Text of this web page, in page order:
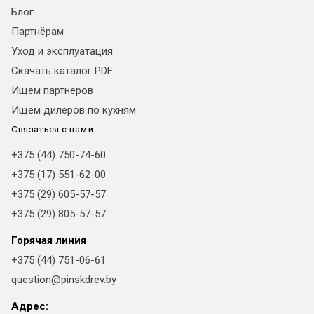
Блог
Партнёрам
Уход и эксплуатация
Скачать каталог PDF
Ищем партнеров
Ищем дилеров по кухням
Связаться с нами
+375 (44) 750-74-60
+375 (17) 551-62-00
+375 (29) 605-57-57
+375 (29) 805-57-57
Горячая линия
+375 (44) 751-06-61
question@pinskdrev.by
Адрес: